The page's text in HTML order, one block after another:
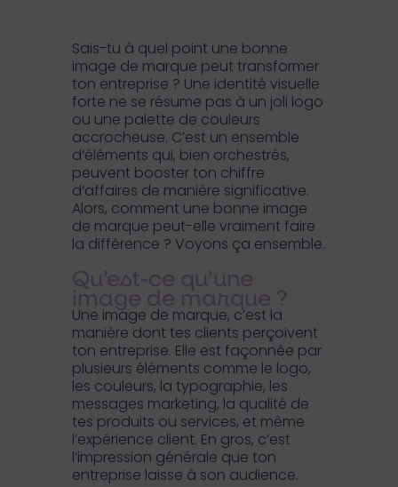
Sais-tu à quel point une bonne
image de marque peut transformer
ton entreprise ? Une identité visuelle
forte ne se résume pas à un joli logo
ou une palette de couleurs
accrocheuse. C’est un ensemble
d’éléments qui, bien orchestrés,
peuvent booster ton chiffre
d’affaires de manière significative.
Alors, comment une bonne image
de marque peut-elle vraiment faire
la différence ? Voyons ça ensemble.
Qu’est-ce qu’une
image de marque ?
Une image de marque, c’est la
manière dont tes clients perçoivent
ton entreprise. Elle est façonnée par
plusieurs éléments comme le logo,
les couleurs, la typographie, les
messages marketing, la qualité de
tes produits ou services, et même
l’expérience client. En gros, c’est
l’impression générale que ton
entreprise laisse à son audience.